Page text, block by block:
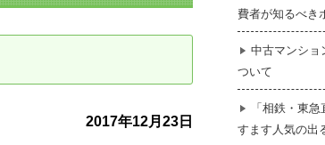
売買
リニュアル仲介で実現する豊かな暮らし はじ
2017年12月23日
費者が知るべき
中古マンショ
ついて
「相鉄・東
すます人気の出